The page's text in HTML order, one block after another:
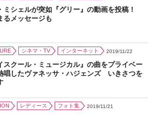
ミシェルが突如『グリー』の動画を投稿！
るメッセージも
シネマ・TV インターネット 2019/11/22
スクール・ミュージカル』の曲をプライベー
唱したヴァネッサ・ハジェンズ いきさつを
レディース フォト集 2019/11/21